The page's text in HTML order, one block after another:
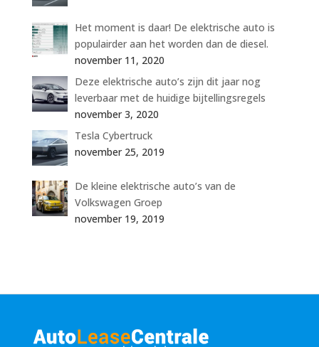
Het moment is daar! De elektrische auto is
populairder aan het worden dan de diesel.
november 11, 2020
Deze elektrische auto’s zijn dit jaar nog
leverbaar met de huidige bijtellingsregels
november 3, 2020
Tesla Cybertruck
november 25, 2019
De kleine elektrische auto’s van de
Volkswagen Groep
november 19, 2019